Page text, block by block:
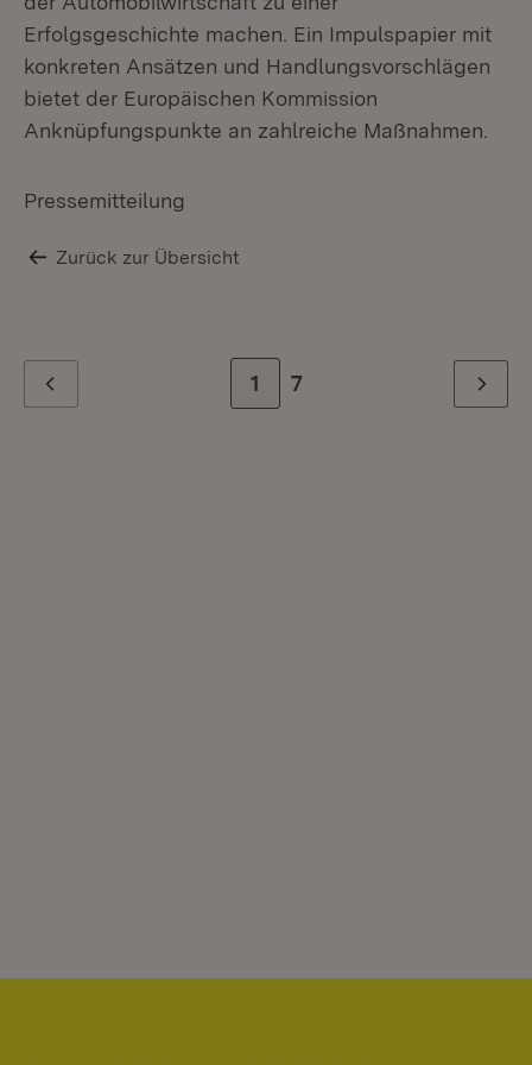
Erfolgsgeschichte machen. Ein Impulspapier mit
konkreten Ansätzen und Handlungsvorschlägen
bietet der Europäischen Kommission
Anknüpfungspunkte an zahlreiche Maßnahmen.
Pressemitteilung
Zurück zur Übersicht
Zur Seite
1 Zur letzten Seite
7 Weiter